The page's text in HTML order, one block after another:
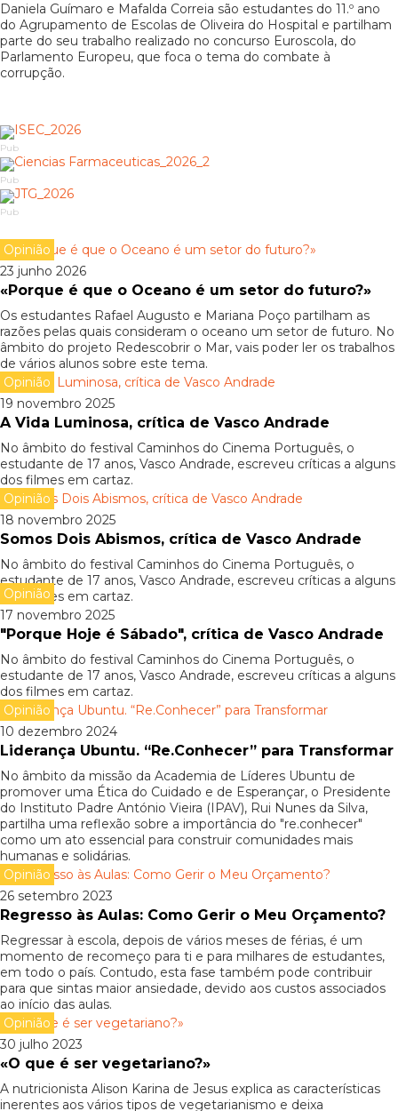
Daniela Guímaro e Mafalda Correia são estudantes do 11.º ano
do Agrupamento de Escolas de Oliveira do Hospital e partilham
parte do seu trabalho realizado no concurso Euroscola, do
Parlamento Europeu, que foca o tema do combate à
corrupção.
Pub
Pub
Pub
Opinião
23 junho 2026
«Porque é que o Oceano é um setor do futuro?»
Os estudantes Rafael Augusto e Mariana Poço partilham as
razões pelas quais consideram o oceano um setor de futuro. No
âmbito do projeto Redescobrir o Mar, vais poder ler os trabalhos
de vários alunos sobre este tema.
Opinião
19 novembro 2025
A Vida Luminosa, crítica de Vasco Andrade
No âmbito do festival Caminhos do Cinema Português, o
estudante de 17 anos, Vasco Andrade, escreveu críticas a alguns
dos filmes em cartaz.
Opinião
18 novembro 2025
Somos Dois Abismos, crítica de Vasco Andrade
No âmbito do festival Caminhos do Cinema Português, o
estudante de 17 anos, Vasco Andrade, escreveu críticas a alguns
dos filmes em cartaz.
Opinião
17 novembro 2025
"Porque Hoje é Sábado", crítica de Vasco Andrade
No âmbito do festival Caminhos do Cinema Português, o
estudante de 17 anos, Vasco Andrade, escreveu críticas a alguns
dos filmes em cartaz.
Opinião
10 dezembro 2024
Liderança Ubuntu. “Re.Conhecer” para Transformar
No âmbito da missão da Academia de Líderes Ubuntu de
promover uma Ética do Cuidado e de Esperançar, o Presidente
do Instituto Padre António Vieira (IPAV), Rui Nunes da Silva,
partilha uma reflexão sobre a importância do "re.conhecer"
como um ato essencial para construir comunidades mais
humanas e solidárias.
Opinião
26 setembro 2023
Regresso às Aulas: Como Gerir o Meu Orçamento?
Regressar à escola, depois de vários meses de férias, é um
momento de recomeço para ti e para milhares de estudantes,
em todo o país. Contudo, esta fase também pode contribuir
para que sintas maior ansiedade, devido aos custos associados
ao início das aulas.
Opinião
30 julho 2023
«O que é ser vegetariano?»
A nutricionista Alison Karina de Jesus explica as características
inerentes aos vários tipos de vegetarianismo e deixa